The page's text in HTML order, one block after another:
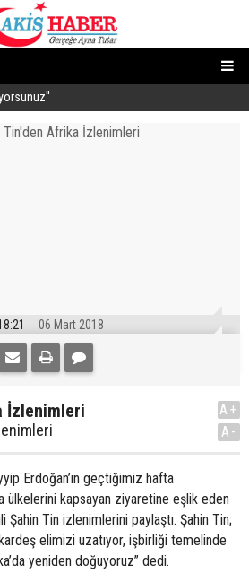
06 Mart 2018
İzlenimleri
A+
A-
Erdoğan’ın geçtiğimiz hafta
ülkelerini kapsayan ziyaretine eşlik eden
Tin izlenimlerini paylaştı. Şahin Tin;
elimizi uzatıyor, işbirliği temelinde
yeniden doğuyoruz” dedi.